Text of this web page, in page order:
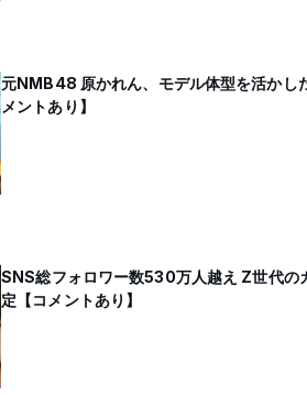
元NMB48 原かれん、モデル体型を活かし
メントあり】
SNS総フォロワー数530万人越え Z世代の
定【コメントあり】